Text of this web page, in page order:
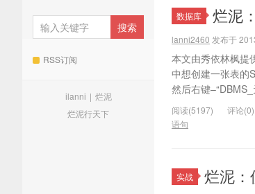
RSS订阅
ilanni | 烂泥
烂泥行天下
数据库 烂泥
lanni2460 发布于
本文由秀依林枫提
中想创建一张表的
然后右键
阅读(5197) 评论(0)
语句
实战 烂泥：